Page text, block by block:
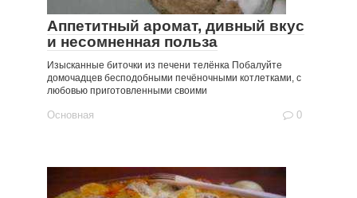
Аппетитный аромат, дивный вкус
и несомненная польза
Изысканные биточки из печени телёнка Побалуйте
домочадцев бесподобными печёночными котлетками, с
любовью приготовленными своими
Основная 0